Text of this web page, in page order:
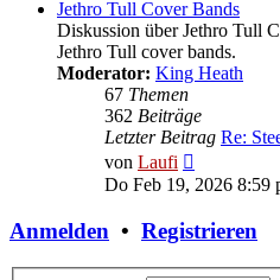
Jethro Tull Cover Bands
Diskussion über Jethro Tull
Jethro Tull cover bands.
Moderator: King Heath
67 Themen
362 Beiträge
Letzter Beitrag Re:
von Laufi
Beitrag
Do Feb 19, 2026 8:59
Anmelden • Registrieren